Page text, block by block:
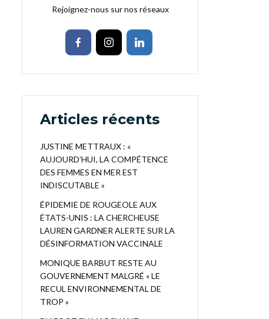
Rejoignez-nous sur nos réseaux
Articles récents
JUSTINE METTRAUX : «
AUJOURD’HUI, LA COMPÉTENCE
DES FEMMES EN MER EST
INDISCUTABLE »
ÉPIDEMIE DE ROUGEOLE AUX
ÉTATS-UNIS : LA CHERCHEUSE
LAUREN GARDNER ALERTE SUR LA
DÉSINFORMATION VACCINALE
MONIQUE BARBUT RESTE AU
GOUVERNEMENT MALGRÉ « LE
RECUL ENVIRONNEMENTAL DE
TROP »